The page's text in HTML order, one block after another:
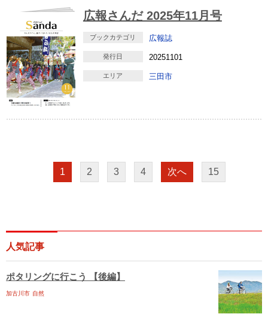
広報さんだ 2025年11月号
ブックカテゴリ 広報誌
発行日 20251101
エリア 三田市
1 2 3 4 次へ 15
人気記事
ポタリングに行こう 【後編】
加古川市 自然